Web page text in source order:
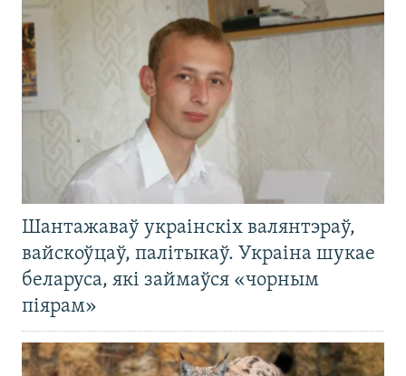
Шантажаваў украінскіх валянтэраў,
вайскоўцаў, палітыкаў. Украіна шукае
беларуса, які займаўся «чорным
піярам»